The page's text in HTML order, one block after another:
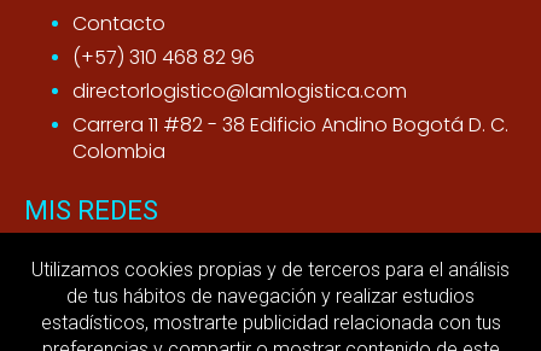
Contacto
(+57) 310 468 82 96
directorlogistico@lamlogistica.com
Carrera 11 #82 - 38 Edificio Andino Bogotá D. C.
Colombia
MIS REDES
Youtube
LinkedIn
Utilizamos cookies propias y de terceros para el análisis
de tus hábitos de navegación y realizar estudios
estadísticos, mostrarte publicidad relacionada con tus